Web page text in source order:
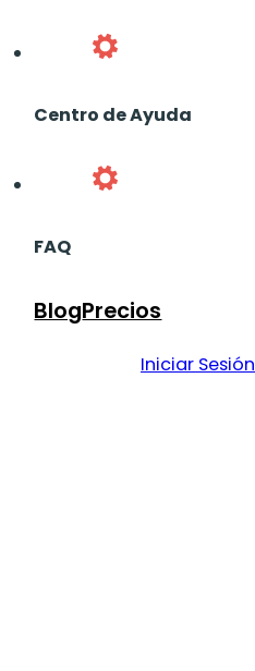
Centro de Ayuda
FAQ
BlogPrecios
Iniciar Sesión